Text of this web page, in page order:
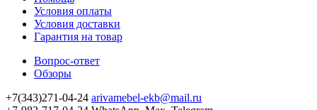
Условия оплаты
Условия доставки
Гарантия на товар
Вопрос-ответ
Обзоры
+7(343)271-04-24 arivamebel-ekb@mail.ru